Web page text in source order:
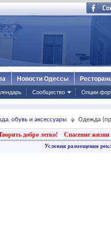
Сообщество Опции
Новости Одессы
обувь и аксессуары Одежда
добро легко! Спасение жизни
Условия размещения